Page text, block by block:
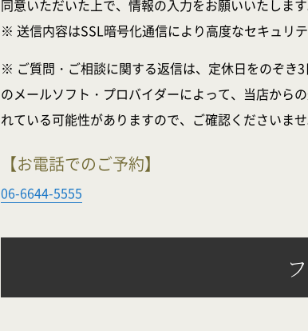
同意いただいた上で、情報の入力をお願いいたします
※ 送信内容はSSL暗号化通信により高度なセキュリテ
※ ご質問・ご相談に関する返信は、定休日をのぞき
のメールソフト・プロバイダーによって、当店から
れている可能性がありますので、ご確認くださいませ
【お電話でのご予約】
06-6644-5555